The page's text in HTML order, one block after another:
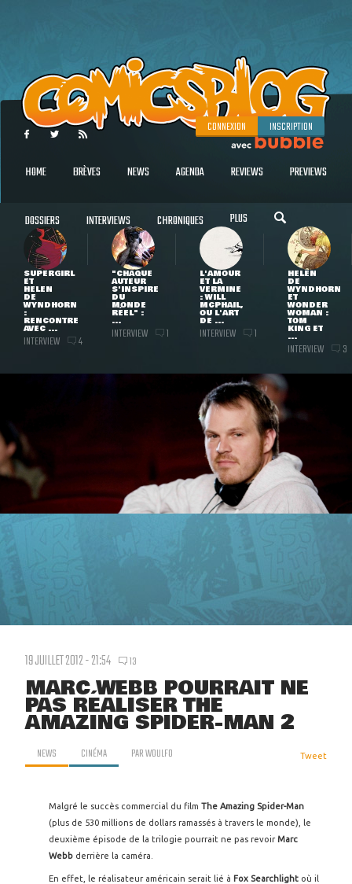
CONNEXION INSCRIPTION
HOME BRÈVES NEWS AGENDA REVIEWS PREVIEWS
DOSSIERS INTERVIEWS CHRONIQUES PLUS
SUPERGIRL
ET
HELEN
DE
WYNDHORN
:
RENCONTRE
AVEC ...
INTERVIEW 4
"CHAQUE
AUTEUR
S'INSPIRE
DU
MONDE
RÉEL" :
...
INTERVIEW 1
L'AMOUR
ET LA
VERMINE
: WILL
MCPHAIL,
OU L'ART
DE ...
INTERVIEW 1
HELEN
DE
WYNDHORN
ET
WONDER
WOMAN :
TOM
KING ET
...
INTERVIEW 3
19 JUILLET 2012 - 21:54 13
MARC WEBB POURRAIT NE
PAS RÉALISER THE
AMAZING SPIDER-MAN 2
NEWS CINÉMA PARWOULFO Tweet
Malgré le succès commercial du film The Amazing Spider-Man
(plus de 530 millions de dollars ramassés à travers le monde), le
deuxième épisode de la trilogie pourrait ne pas revoirMarc
Webb derrière la caméra.
En effet, le réalisateur américain serait lié à Fox Searchlight où il